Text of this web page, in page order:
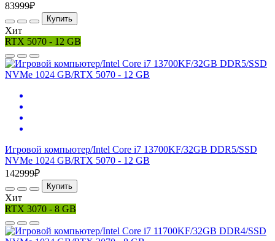
83999₽
Купить
Хит
RTX 5070 - 12 GB
Игровой компьютер/Intel Core i7 13700KF/32GB DDR5/SSD
NVMe 1024 GB/RTX 5070 - 12 GB
142999₽
Купить
Хит
RTX 3070 - 8 GB